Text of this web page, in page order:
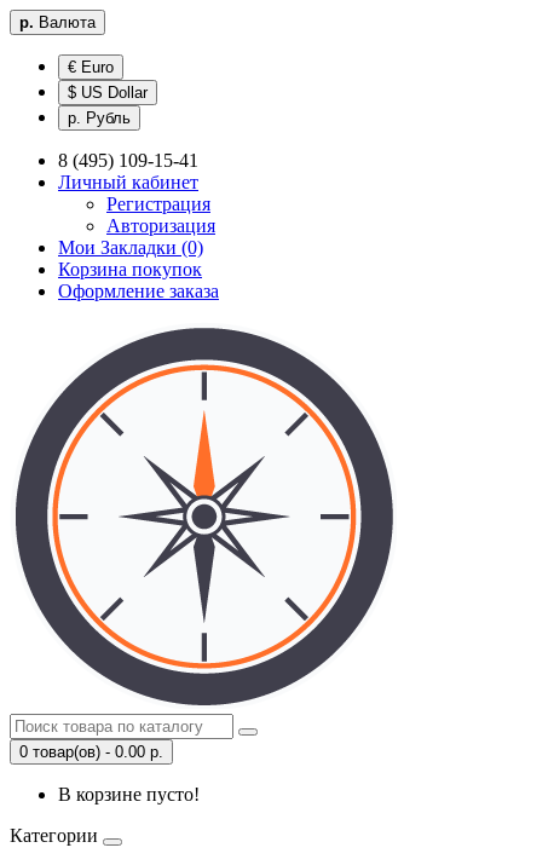
р. Валюта
€ Euro
$ US Dollar
р. Рубль
8 (495) 109-15-41
Личный кабинет
Регистрация
Авторизация
Мои Закладки (0)
Корзина покупок
Оформление заказа
0 товар(ов) - 0.00 р.
В корзине пусто!
Категории